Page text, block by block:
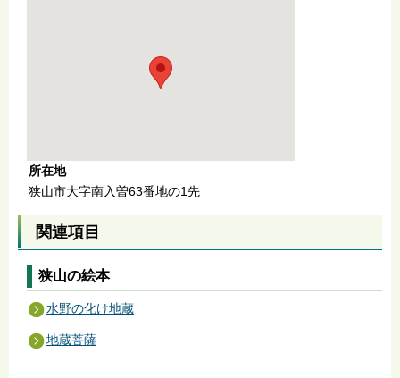
所在地
狭山市大字南入曽63番地の1先
関連項目
狭山の絵本
水野の化け地蔵
地蔵菩薩